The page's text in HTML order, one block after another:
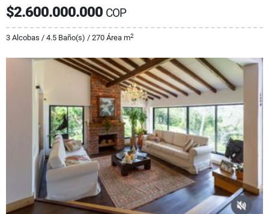
$2.600.000.000 COP
3 Alcobas / 4.5 Baño(s) / 270 Área m2